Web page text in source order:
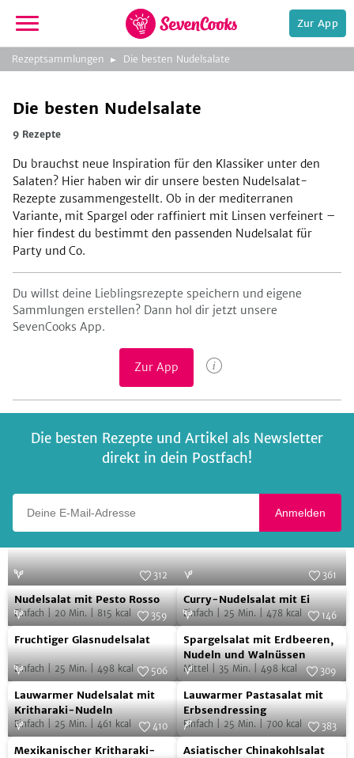
zur
Startseite
Zur App
Rezeptsammlungen Die besten Nudelsalate
Die besten Nudelsalate
9 Rezepte
Du brauchst neue Inspiration für den Klassiker unter den
Salaten? Hier haben wir dir unsere besten Nudelsalat-
Rezepte zusammengestellt. Ob in der mediterranen
Variante, mit Spargel oder raffiniert mit Linsen verfeinert –
hier findest du bestimmt den passenden Nudelsalat für
Party und Co.
Du willst deine Lieblingsrezepte speichern und eigene
Sammlungen erstellen? Dann hol dir jetzt unsere
SevenCooks App.
Zur App
Die besten Rezepte und Artikel als Newsletter
direkt in dein Postfach!
Anmelden
Nudelsalat
mit
Pesto
Rosso
Foto:SevenCooks
312
Nudelsalat mit Pesto Rosso
Einfach 20 Min. 815 kcal
Curry-
Nudelsalat
mit
Ei
Foto:SevenCooks
361
Curry-Nudelsalat mit Ei
Einfach 25 Min. 478 kcal
Fruchtiger
Glasnudelsalat
Foto: SevenCooks
359
Fruchtiger Glasnudelsalat
Einfach 25 Min. 498 kcal
Spargelsalat
mit
Erdbeeren,
Nudeln
und
Walnüssen
Foto:SevenCooks
146
Spargelsalat mit Erdbeeren,
Nudeln und Walnüssen
Mittel 35 Min. 498 kcal
Lauwarmer
Nudelsalat
mit
Kritharaki-
Foto: SevenCooks
506
Lauwarmer Nudelsalat mit
Kritharaki-Nudeln
Einfach 25 Min. 461 kcal
Lauwarmer
Pastasalat
mit
Erbsendressing
Foto: SevenCooks
309
Lauwarmer Pastasalat mit
Erbsendressing
Einfach 25 Min. 700 kcal
Mexikanischer
Foto: SevenCooks
410
Mexikanischer Kritharaki-
Asiatischer
Foto: SevenCooks
383
Asiatischer Chinakohlsalat